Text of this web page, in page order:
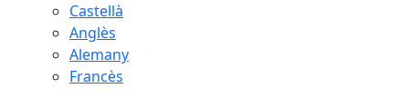
Castellà
Anglès
Alemany
Francès